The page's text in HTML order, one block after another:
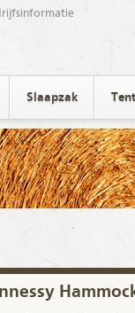
Slaapzak Tent